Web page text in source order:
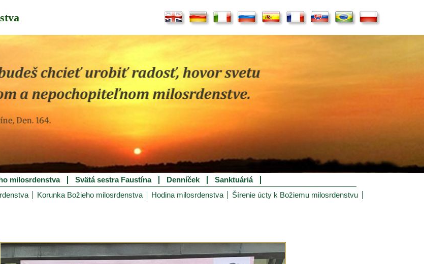
milosrdenstva Svätá sestra Faustína Denníček
Sanktuáriá
Korunka Božieho milosrdenstva Hodina milosrdenstva Šírenie úcty k Božiemu milosrdenstvu